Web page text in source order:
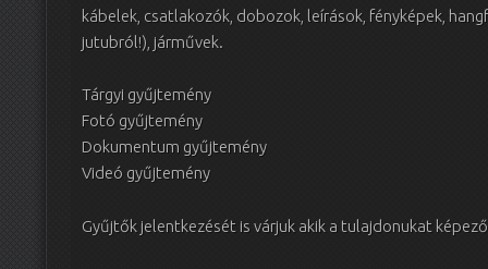
kábelek, csatlakozók, dobozok, leírások, fényképek,
jutubról!), járművek.
Tárgyi gyűjtemény
Fotó gyűjtemény
Dokumentum gyűjtemény
Videó gyűjtemény
Gyűjtők jelentkezését is várjuk akik a tulajdonukat